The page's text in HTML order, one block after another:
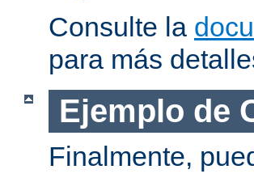
Consulte la
para más
Ejemplo de
Finalmente,